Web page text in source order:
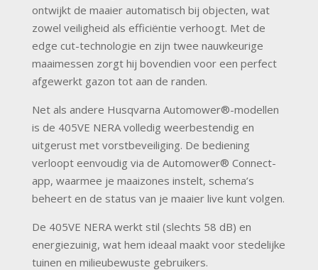
ontwijkt de maaier automatisch bij objecten, wat
zowel veiligheid als efficiëntie verhoogt. Met de
edge cut-technologie en zijn twee nauwkeurige
maaimessen zorgt hij bovendien voor een perfect
afgewerkt gazon tot aan de randen.
Net als andere Husqvarna Automower®-modellen
is de 405VE NERA volledig weerbestendig en
uitgerust met vorstbeveiliging. De bediening
verloopt eenvoudig via de Automower® Connect-
app, waarmee je maaizones instelt, schema’s
beheert en de status van je maaier live kunt volgen.
De 405VE NERA werkt stil (slechts 58 dB) en
energiezuinig, wat hem ideaal maakt voor stedelijke
tuinen en milieubewuste gebruikers.